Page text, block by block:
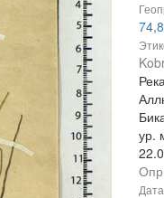
ур.